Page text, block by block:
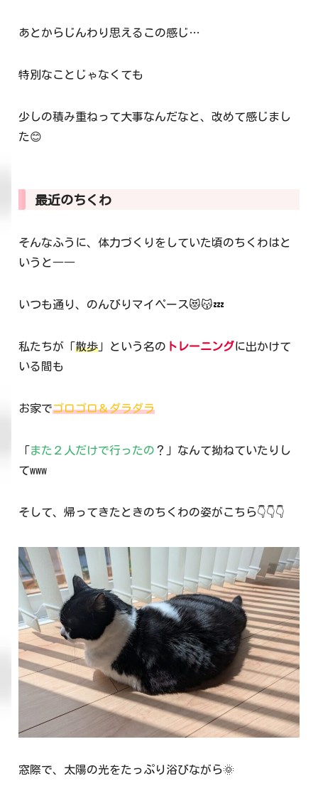
あとからじんわり思えるこの感じ…
特別なことじゃなくても
少しの積み重ねって大事なんだなと、改めて感じまし
た😊
最近のちくわ
そんなふうに、体力づくりをしていた頃のちくわはと
いうと――
いつも通り、のんびりマイペース😻😽💤
私たちが「散歩 」という名の トレーニングに出かけて
いる間も
お家でゴロゴロ＆ダラダラ
「また２人だけで行ったの ？」なんて拗ねていたりし
てwww
そして、帰ってきたときのちくわの姿がこちら👇👇👇
窓際で、太陽の光をたっぷり浴びながら🌞